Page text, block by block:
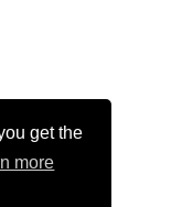
get the
more